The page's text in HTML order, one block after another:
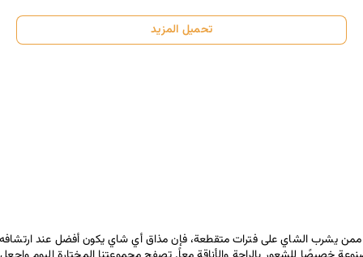
تحميل المزيد
يشرب الشاي على فترات متقطعة، فإن مذاق أي شاي يكون أفضل عند